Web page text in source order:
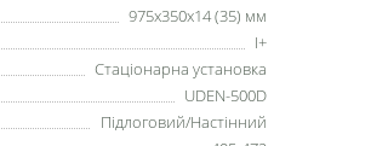
975х350х14 (35) мм
I+
Стаціонарна установка
UDEN-500D
Підлоговий/Настінний